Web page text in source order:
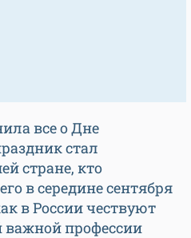
все о Дне
стал
стране, кто
в середине сентября
в России чествуют
важной профессии